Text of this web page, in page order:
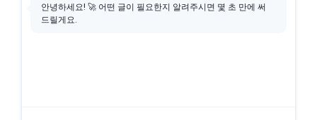
안녕하세요! 🚀 어떤 글이 필요한지 알려주시면 몇 초 만에 써
드릴게요.